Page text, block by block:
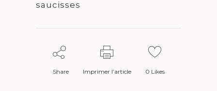
saucisses
Share Imprimer l’article 0 Likes